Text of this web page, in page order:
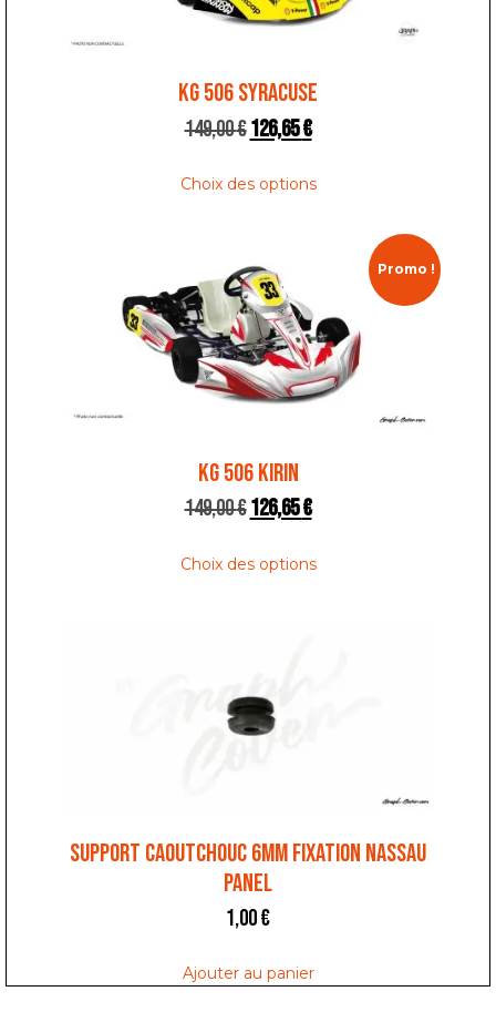
KG 506 SYRACUSE
149,00€126,65€
Choix des options
Promo !
KG 506 KIRIN
149,00€126,65€
Choix des options
SUPPORT CAOUTCHOUC 6MM FIXATION NASSAU
PANEL
1,00€
Ajouter au panier